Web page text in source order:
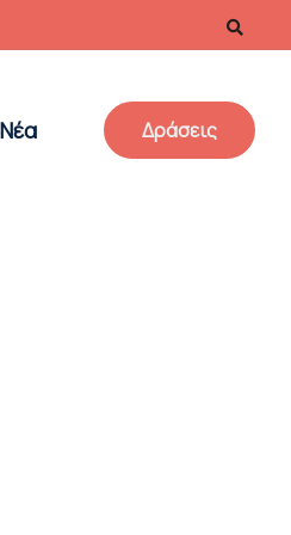
Νέα Δράσεις